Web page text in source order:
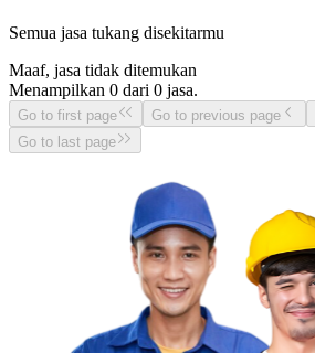
Semua jasa tukang disekitarmu
Maaf, jasa tidak ditemukan
Menampilkan 0 dari 0 jasa.
Go to first page Go to previous page
Go to last page